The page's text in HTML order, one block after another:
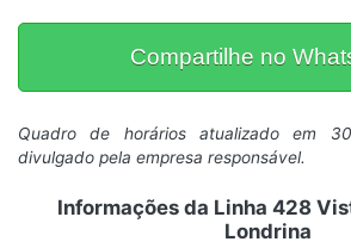
Compartilhe no
Quadro de horários atualizado em
divulgado pela empresa responsável.
Informações da Linha 428
Londrina